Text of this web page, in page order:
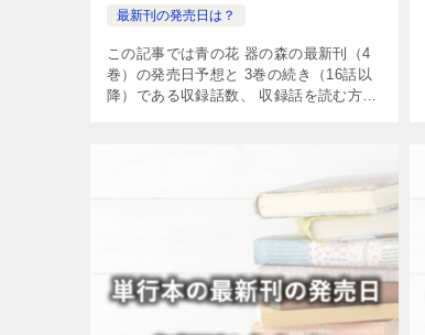
最新刊の発売日は？
この記事では青の花 器の森の最新刊（4
巻）の発売日予想と 3巻の続き（16話以
降）である収録話数、 収録話を読む方法